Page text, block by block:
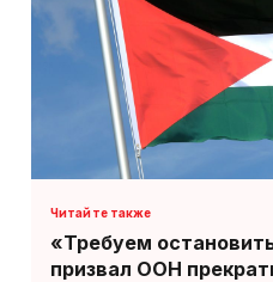
«Требуем
призвал ООН